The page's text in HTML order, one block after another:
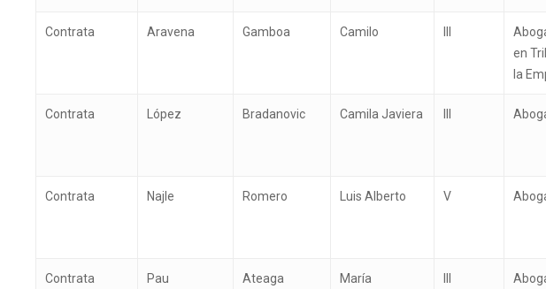
Contrata Aravena Gamboa Camilo
en
la
Contrata López Bradanovic Camila Javiera
Contrata Najle Romero Luis Alberto V
Contrata Pau Ateaga
María